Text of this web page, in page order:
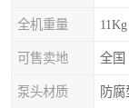
全机重量 11Kg
可售卖地 全国
泵头材质 防